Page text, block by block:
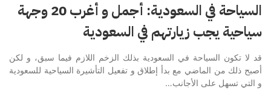
السياحة في السعودية: أجمل و أغرب 20 وجهة
سياحية يجب زيارتهم في السعودية
قد لا تكون السياحة في السعودية بذلك الزخم اللازم فيما سبق، و لكن
أصبح ذلك من الماضي مع بدأ إطلاق و تفعيل التأشيرة السياحية للسعودية
و التي تسهل على الأجانب…